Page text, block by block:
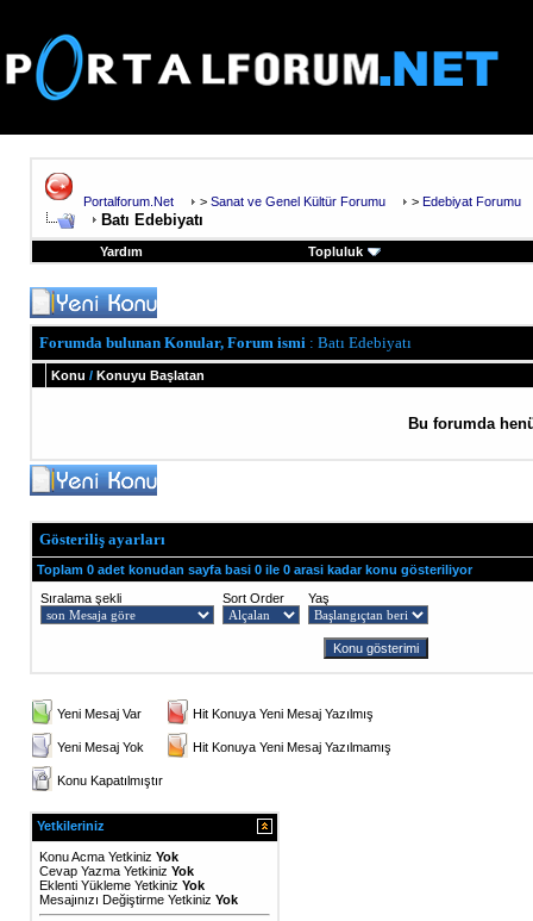
Portalforum.Net > Sanat ve Genel Kültür Forumu > Edebiyat Forumu
Batı Edebiyatı
Yardım Topluluk
Forumda bulunan Konular, Forum ismi : Batı Edebiyatı
Konu / Konuyu Başlatan
Bu forumda
Gösteriliş ayarları
Toplam 0 adet konudan sayfa basi 0 ile 0 arasi kadar konu gösteriliyor
Sıralama şekli
Sort Order Yaş
Yeni Mesaj Var Hit Konuya Yeni Mesaj Yazılmış
Yeni Mesaj Yok Hit Konuya Yeni Mesaj Yazılmamış
Konu Kapatılmıştır
Yetkileriniz
Konu Acma Yetkiniz Yok
Cevap Yazma Yetkiniz Yok
Eklenti Yükleme Yetkiniz Yok
Mesajınızı Değiştirme Yetkiniz Yok